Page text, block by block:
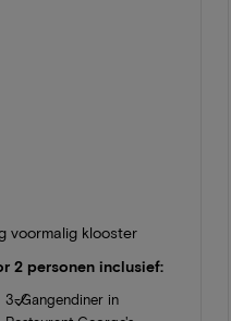
voormalig klooster
2 personen inclusief:
3-Gangendiner in